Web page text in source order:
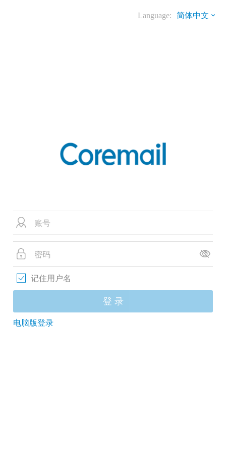
Language: 简体中文
记住用户名
登 录
电脑版登录